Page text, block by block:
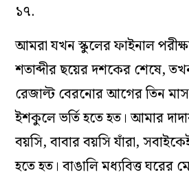
১৭.
আমরা যখন স্কুলের ফাইনাল
শতাব্দীর ছয়ের দশকের শেষে,
রেজাল্ট বেরনোর আগের তিন
ইশকুলে ভর্তি হতে হত। আমার
বয়সি, বাবার বয়সি যাঁরা,
হতে হত। বাঙালি মধ‌্যবিত্ত ঘরের